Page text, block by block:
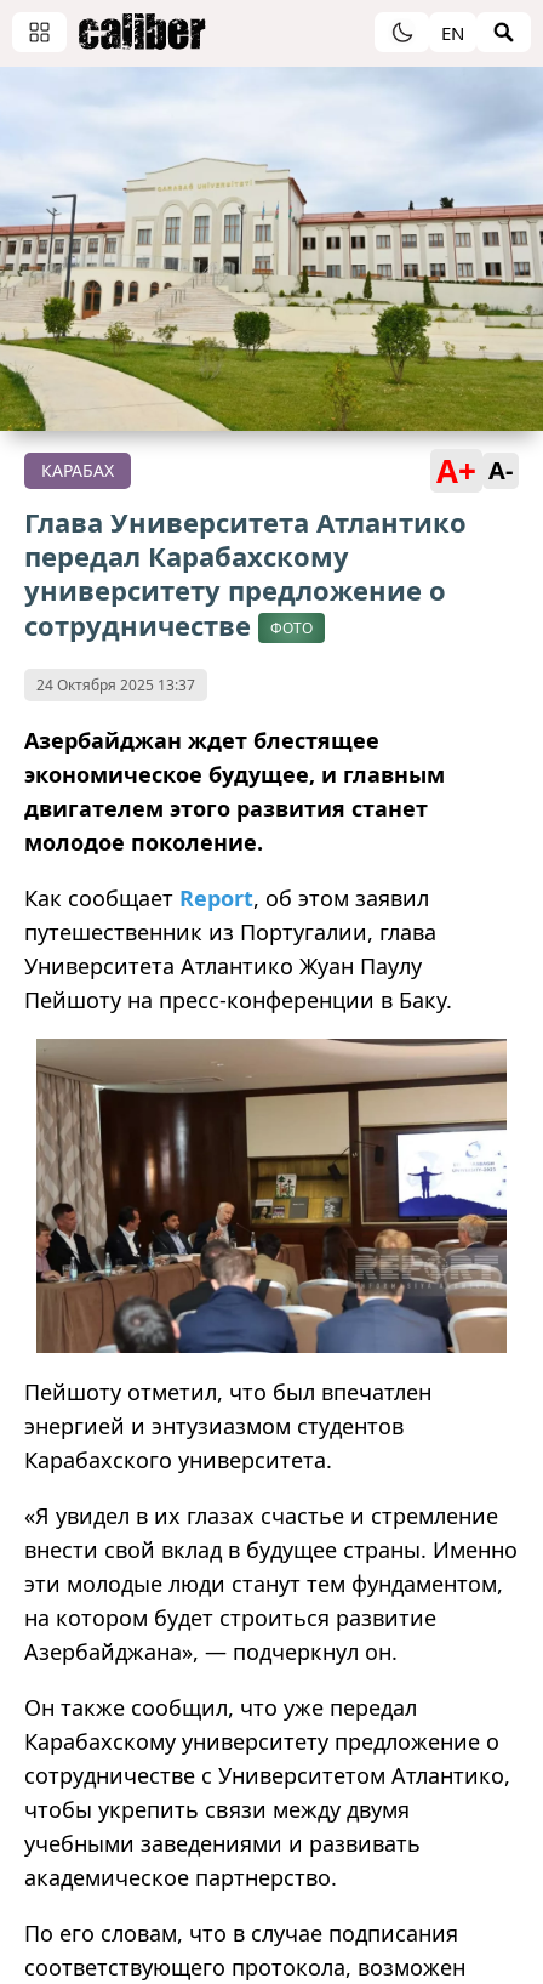
EN
КАРАБАХ A+ A-
Глава Университета Атлантико
передал Карабахскому
университету предложение о
сотрудничестве
ФОТО
24 Октября 2025 13:37
Азербайджан ждет блестящее
экономическое будущее, и главным
двигателем этого развития станет
молодое поколение.
Как сообщает Report, об этом заявил
путешественник из Португалии, глава
Университета Атлантико Жуан Паулу
Пейшоту на пресс-конференции в Баку.
Пейшоту отметил, что был впечатлен
энергией и энтузиазмом студентов
Карабахского университета.
«Я увидел в их глазах счастье и стремление
внести свой вклад в будущее страны. Именно
эти молодые люди станут тем фундаментом,
на котором будет строиться развитие
Азербайджана», — подчеркнул он.
Он также сообщил, что уже передал
Карабахскому университету предложение о
сотрудничестве с Университетом Атлантико,
чтобы укрепить связи между двумя
учебными заведениями и развивать
академическое партнерство.
По его словам, что в случае подписания
соответствующего протокола, возможен